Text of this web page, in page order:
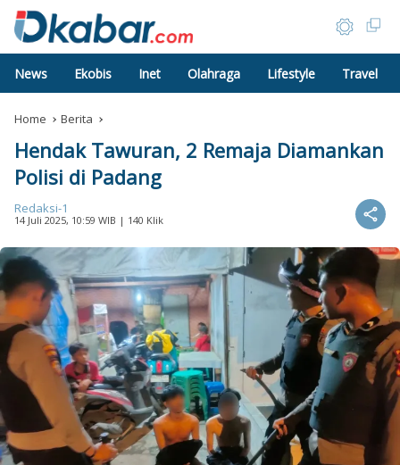
News Ekobis Inet Olahraga Lifestyle Travel
Home Berita
Hendak Tawuran, 2 Remaja Diamankan
Polisi di Padang
Redaksi-1
14 Juli 2025, 10:59 WIB | 140 Klik